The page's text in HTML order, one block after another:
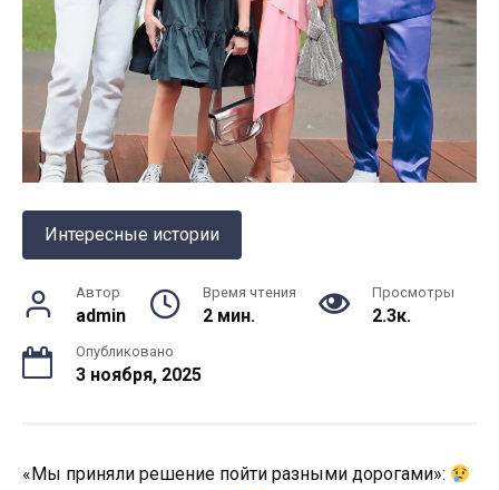
Интересные истории
Автор
admin
Время чтения
2 мин.
Просмотры
2.3к.
Опубликовано
3 ноября, 2025
«Мы приняли решение пойти разными дорогами»: